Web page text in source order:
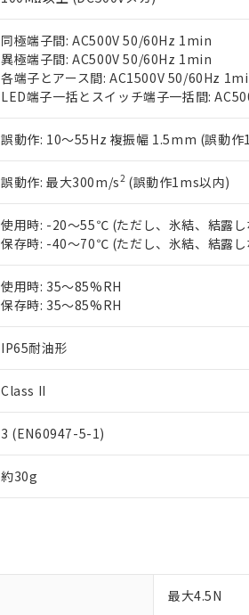
同極端子間: AC500V 50/60Hz 1min
異極端子間: AC500V 50/60Hz 1min
各端子とアース間: AC1500V 50/60Hz
LED端子一括とスイッチ端子一括間:
誤動作: 10～55Hz 複振幅 1.5mm (誤動作
誤動作: 最大300m/s2(誤動作1ms以内)
使用時: -20～55℃ (ただし、氷結、結露し
保存時: -40～70℃ (ただし、氷結、結露し
使用時: 35～85%RH
保存時: 35～85%RH
IP65耐油形
Class II
3 (EN60947-5-1)
約30g
最大4.5N
い。
正式な納期状況および標準価格
当社販売員にご相談ください。
オムロン制御機器販売店や当社販
在庫状況および標準価格結果を
ている必要があります。
お客様が当ウェブサイト上で当
が、当社の製品・サービスに関
さい。
※当社の共同利用者とは、"個人
いる法人を指します。
フタル酸エステル類の４物質については閾値を超
※2 対応予定月
部品在庫の切り替え状況などにより、
※3 非含有証明書ダウンロード
下記の非含有証明書をダウンロードす
EU RoHS指令（10物質）の非含有証
51物質の非含有証明書（当社基準）
※本証明書は発行日時点で非含有を証
また、RoHS指令のフタル酸エステル
り割愛しております。
※2 環境保護使用期限
「ｅ」：有害物質（10物質）のすべて
「10」：通常の使用状況下において有
「－」：未確認です。当社販売部門へ
当社は貴社製品を、核兵器、ミ
置等に一切使用いたしません。
当社は、貴社製品を第三者に販
また当社は、販売先および販売
たしません。
合意
△ 一定数には満たないが在庫あ
－
在庫なし(最新の在庫状況に
機器販売店・当社販売員に
空
白
受注生産機種、また在庫状